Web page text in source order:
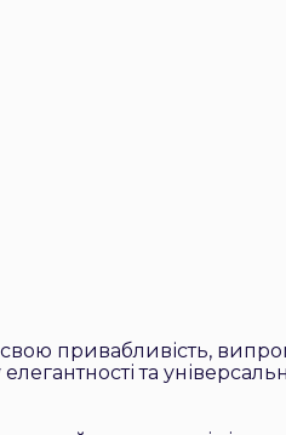
привабливість,
та